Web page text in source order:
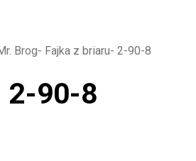
Brog- Fajka z briaru- 2-90-8
2-90-8